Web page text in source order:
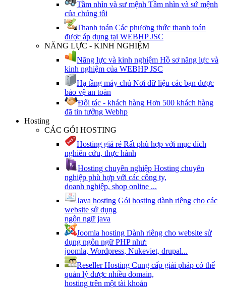
Tầm nhìn và sư mệnh Tầm nhìn và sứ mệnh
của chúng tôi
Thanh toán Các phương thức thanh toán
được áp dụng tại WEBHP JSC
NĂNG LỰC - KINH NGHIỆM
Năng lực và kinh nghiệm Hồ sơ năng lực và
kinh nghiệm của WEBHP JSC
Hạ tầng máy chủ Nơi dữ liệu các bạn được
bảo vệ an toàn
Đối tác - khách hàng Hơn 500 khách hàng
đã tin tưởng Webhp
Hosting
CÁC GÓI HOSTING
Hosting giá rẻ Rất phù hợp với mục đích
nghiên cứu, thực hành
Hosting chuyên nghiệp Hosting chuyên
nghiệp phù hợp với các công ty,
doanh nghiệp, shop online ...
Java hosting Gói hosting dành riêng cho các
website sử dụng
ngôn ngữ java
Joomla hosting Dành riêng cho website sử
dụng ngôn ngữ PHP như:
joomla, Wordpress, Nukeviet, drupal...
Reseller Hosting Cung cấp giải pháp có thể
quản lý được nhiều domain,
hosting trên một tài khoản